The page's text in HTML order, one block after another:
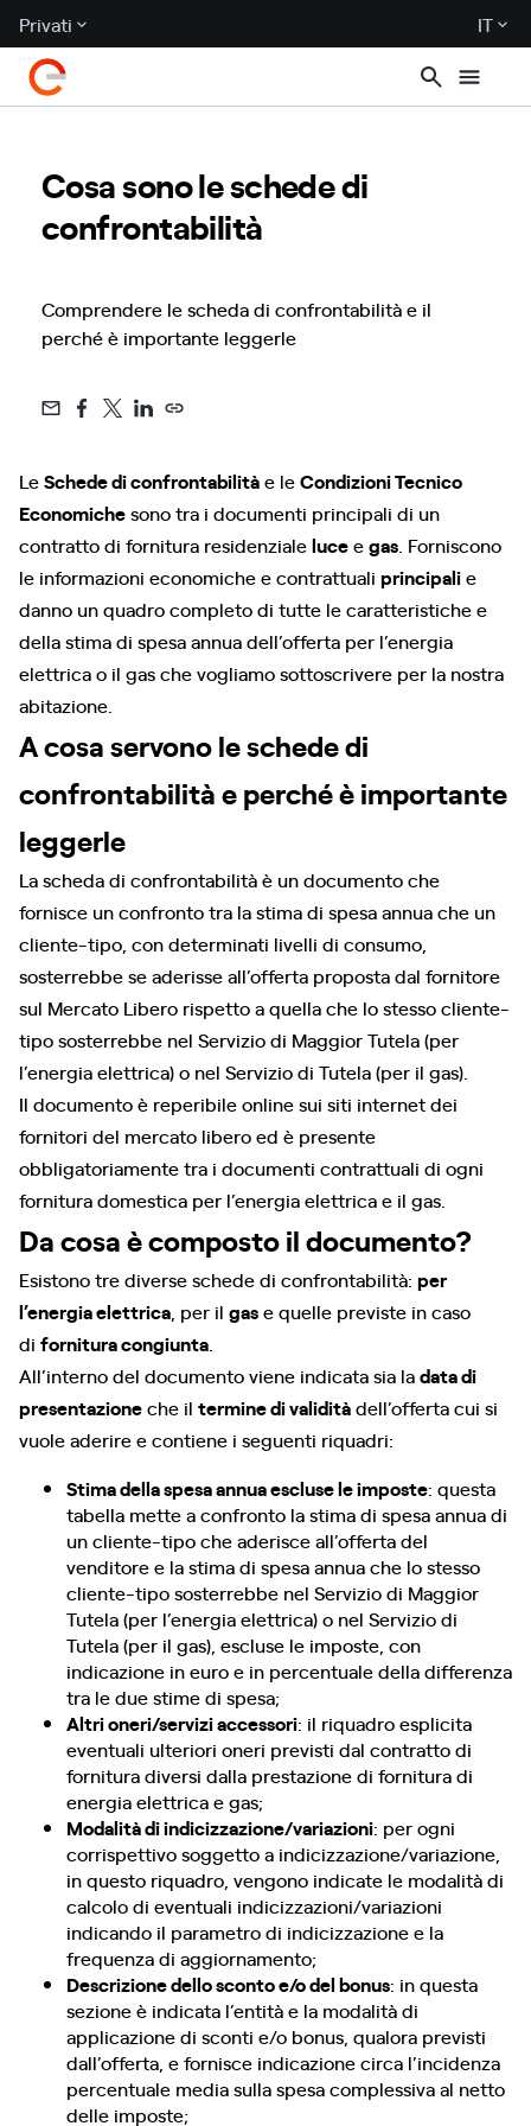
Privati IT
Cosa sono le schede di
confrontabilità
Comprendere le scheda di confrontabilità e il
perché è importante leggerle
LeSchede di confrontabilitàe leCondizioni Tecnico
Economichesono tra i documenti principali di un
contratto di fornitura residenzialeluceegas . Forniscono
le informazioni economiche e contrattuali principalie
danno un quadro completo di tutte le caratteristiche e
della stima di spesa annua dell’offerta per l’energia
elettrica o il gas che vogliamo sottoscrivere per la nostra
abitazione.
A cosa servono le schede di
confrontabilità e perché è importante
leggerle
La scheda di confrontabilità è un documento che
fornisce un confronto tra la stima di spesa annua che un
cliente-tipo, con determinati livelli di consumo,
sosterrebbe se aderisse all’offerta proposta dal fornitore
sul Mercato Libero rispetto a quella che lo stesso cliente-
tipo sosterrebbe nel Servizio di Maggior Tutela (per
l’energia elettrica) o nel Servizio di Tutela (per il gas).
Il documento è reperibile online sui siti internet dei
fornitori del mercato libero ed è presente
obbligatoriamente tra i documenti contrattuali di ogni
fornitura domestica per l’energia elettrica e il gas.
Da cosa è composto il documento?
Esistono tre diverse schede di confrontabilità: per
l’energia elettrica , per il gase quelle previste in caso
di fornitura congiunta
All’interno del documento viene indicata sia ladata di
presentazioneche il termine di validitàdell’offerta cui si
vuole aderire e contiene i seguenti riquadri:
Stima della spesa annua escluse le imposte: questa
tabella mette a confronto la stima di spesa annua di
un cliente-tipo che aderisce all’offerta del
venditore e la stima di spesa annua che lo stesso
cliente-tipo sosterrebbe nel Servizio di Maggior
Tutela (per l’energia elettrica) o nel Servizio di
Tutela (per il gas), escluse le imposte, con
indicazione in euro e in percentuale della differenza
tra le due stime di spesa;
Altri oneri/servizi accessori: il riquadro esplicita
eventuali ulteriori oneri previsti dal contratto di
fornitura diversi dalla prestazione di fornitura di
energia elettrica e gas;
Modalità di indicizzazione/variazioni: per ogni
corrispettivo soggetto a indicizzazione/variazione,
in questo riquadro, vengono indicate le modalità di
calcolo di eventuali indicizzazioni/variazioni
indicando il parametro di indicizzazione e la
frequenza di aggiornamento;
Descrizione dello sconto e/o del bonus: in questa
sezione è indicata l’entità e la modalità di
applicazione di sconti e/o bonus, qualora previsti
dall’offerta, e fornisce indicazione circa l’incidenza
percentuale media sulla spesa complessiva al netto
delle imposte;